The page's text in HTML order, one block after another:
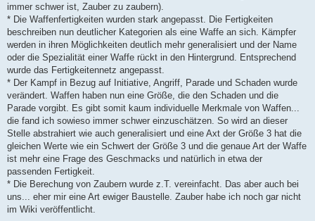
immer schwer ist, Zauber zu zaubern).
* Die Waffenfertigkeiten wurden stark angepasst. Die Fertigkeiten
beschreiben nun deutlicher Kategorien als eine Waffe an sich. Kämpfer
werden in ihren Möglichkeiten deutlich mehr generalisiert und der Name
oder die Spezialität einer Waffe rückt in den Hintergrund. Entsprechend
wurde das Fertigkeitennetz angepasst.
* Der Kampf in Bezug auf Initiative, Angriff, Parade und Schaden wurde
verändert. Waffen haben nun eine Größe, die den Schaden und die
Parade vorgibt. Es gibt somit kaum individuelle Merkmale von Waffen...
die fand ich sowieso immer schwer einzuschätzen. So wird an dieser
Stelle abstrahiert wie auch generalisiert und eine Axt der Größe 3 hat die
gleichen Werte wie ein Schwert der Größe 3 und die genaue Art der Waffe
ist mehr eine Frage des Geschmacks und natürlich in etwa der
passenden Fertigkeit.
* Die Berechung von Zaubern wurde z.T. vereinfacht. Das aber auch bei
uns... eher mir eine Art ewiger Baustelle. Zauber habe ich noch gar nicht
im Wiki veröffentlicht.